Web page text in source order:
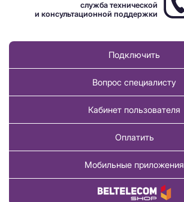
служба технической
и консультационной поддержки
Подключить
Вопрос специалисту
Кабинет пользователя
Оплатить
Мобильные приложения
Купить товар